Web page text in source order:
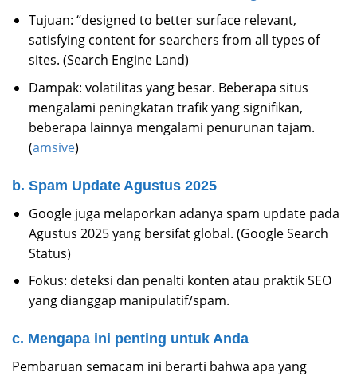
Tujuan: “designed to better surface relevant,
satisfying content for searchers from all types of
sites. (Search Engine Land)
Dampak: volatilitas yang besar. Beberapa situs
mengalami peningkatan trafik yang signifikan,
beberapa lainnya mengalami penurunan tajam.
(amsive)
b. Spam Update Agustus 2025
Google juga melaporkan adanya spam update pada
Agustus 2025 yang bersifat global. (Google Search
Status)
Fokus: deteksi dan penalti konten atau praktik SEO
yang dianggap manipulatif/spam.
c. Mengapa ini penting untuk Anda
Pembaruan semacam ini berarti bahwa apa yang